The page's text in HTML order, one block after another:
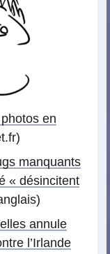
en
manquants
« désincitent
annule
l’Irlande